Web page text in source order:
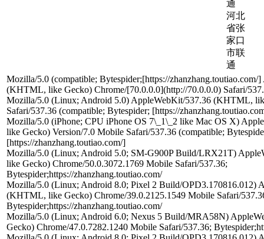
通
河北
省张
家口
市联
通
Mozilla/5.0 (compatible; Bytespider;[https://zhanzhang.toutiao.com/
(KHTML, like Gecko) Chrome/[70.0.0.0](http://70.0.0.0) Safari/
Mozilla/5.0 (Linux; Android 5.0) AppleWebKit/537.36 (KHTML,
Safari/537.36 (compatible; Bytespider; [https://
Mozilla/5.0 (iPhone; CPU iPhone OS 7\_1\_2 like Mac OS X)
like Gecko) Version/7.0 Mobile Safari/537.36 (compatible;
[https://zhanzhang.toutiao.com/]
Mozilla/5.0 (Linux; Android 5.0; SM-G900P Build/LRX21T)
like Gecko) Chrome/50.0.3072.1769 Mobile Safari/537.36;
Bytespider;https://zhanzhang.toutiao.com/
Mozilla/5.0 (Linux; Android 8.0; Pixel 2 Build/OPD3.170816.012)
(KHTML, like Gecko) Chrome/39.0.2125.1549 Mobile Safari/
Bytespider;https://zhanzhang.toutiao.com/
Mozilla/5.0 (Linux; Android 6.0; Nexus 5 Build/MRA58N)
Gecko) Chrome/47.0.7282.1240 Mobile Safari/537.36;